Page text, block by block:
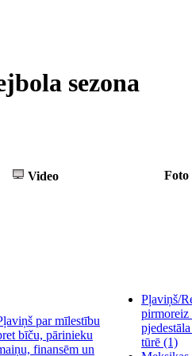
sezona
Video Foto
par mīlestību
bīču, pārinieku
finansēm un
Pļaviņš/
pirmoreiz
tūrē (1)